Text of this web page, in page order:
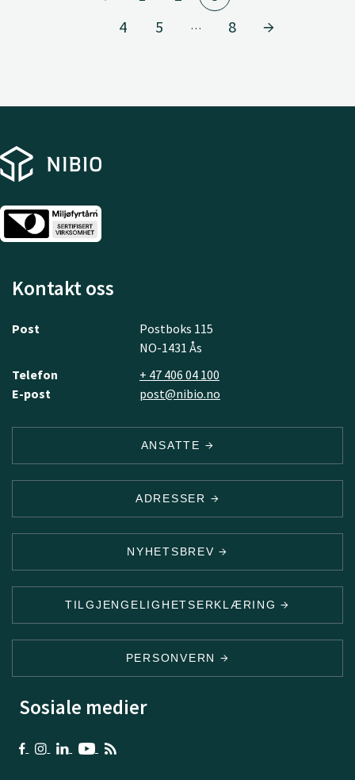
4
5 … 8
Kontakt oss
Post
Postboks 115
NO-1431 Ås
Telefon
+ 47 406 04 100
E-post
post@nibio.no
ANSATTE
ADRESSER
NYHETSBREV
TILGJENGELIGHETSERKLÆRING
PERSONVERN
Sosiale medier